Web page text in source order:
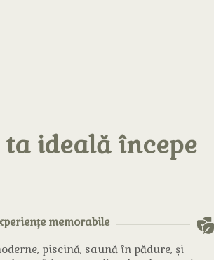
ideală începe
memorabile
piscină, saună în pădure, și